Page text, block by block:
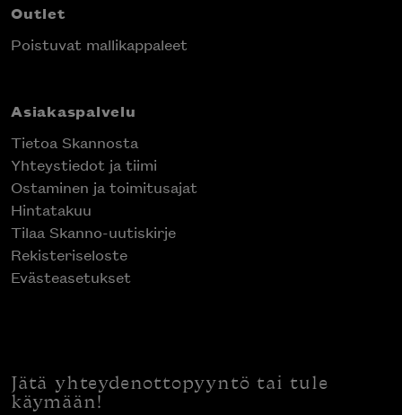
Outlet
Poistuvat mallikappaleet
Asiakaspalvelu
Tietoa Skannosta
Yhteystiedot ja tiimi
Ostaminen ja toimitusajat
Hintatakuu
Tilaa Skanno-uutiskirje
Rekisteriseloste
Evästeasetukset
Jätä yhteydenottopyyntö tai tule
käymään!